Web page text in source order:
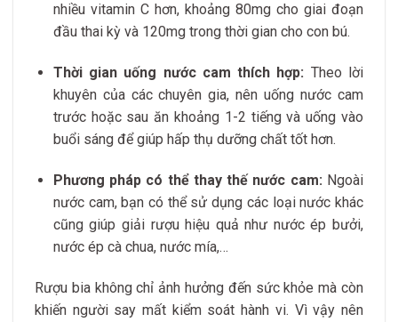
nhiều vitamin C hơn, khoảng 80mg cho giai đoạn
đầu thai kỳ và 120mg trong thời gian cho con bú.
Thời gian uống nước cam thích hợp: Theo lời
khuyên của các chuyên gia, nên uống nước cam
trước hoặc sau ăn khoảng 1-2 tiếng và uống vào
buổi sáng để giúp hấp thụ dưỡng chất tốt hơn.
Phương pháp có thể thay thế nước cam: Ngoài
nước cam, bạn có thể sử dụng các loại nước khác
cũng giúp giải rượu hiệu quả như nước ép bưởi,
nước ép cà chua, nước mía,…
Rượu bia không chỉ ảnh hưởng đến sức khỏe mà còn
khiến người say mất kiểm soát hành vi. Vì vậy nên